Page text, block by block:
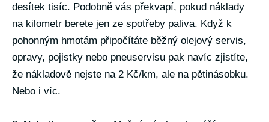
desítek tisíc. Podobně vás překvapí, pokud náklady
na kilometr berete jen ze spotřeby paliva. Když k
pohonným hmotám připočítáte běžný olejový servis,
opravy, pojistky nebo pneuservisu pak navíc zjistíte,
že nákladově nejste na 2 Kč/km, ale na pětinásobku.
Nebo i víc.